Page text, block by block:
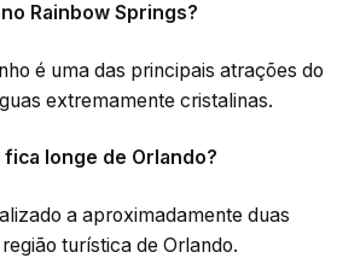
Rainbow Springs?
é uma das principais atrações do
extremamente cristalinas.
fica longe de Orlando?
a aproximadamente duas
turística de Orlando.